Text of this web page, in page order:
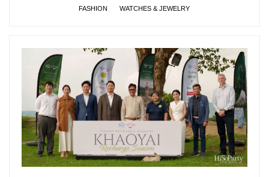
FASHION WATCHES & JEWELRY